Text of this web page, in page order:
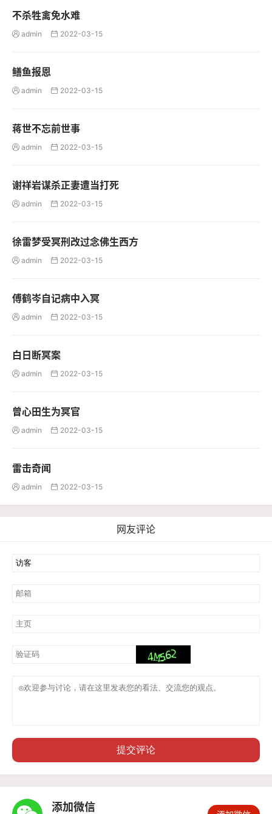
不杀牲禽免水难
 admin  2022-03-15
鳝鱼报恩
 admin  2022-03-15
蒋世不忘前世事
 admin  2022-03-15
谢祥岩谋杀正妻遭当打死
 admin  2022-03-15
徐雷梦受冥刑改过念佛生西方
 admin  2022-03-15
傅鹤岑自记病中入冥
 admin  2022-03-15
白日断冥案
 admin  2022-03-15
曾心田生为冥官
 admin  2022-03-15
雷击奇闻
 admin  2022-03-15
网友评论
提交评论
添加微信